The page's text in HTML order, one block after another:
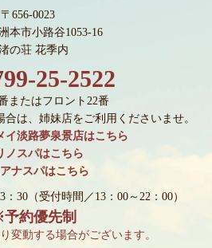
〒656-0023
本市小路谷1053-16
の荘 花季内
25-2522
またはフロント22番
は、姉妹店をご利用くださいませ。
イ淡路夢泉景店はこちら
ノスパはこちら
ナスパはこちら
：30 （受付時間／13：00～22：00）
約優先制
変動する場合がございます。